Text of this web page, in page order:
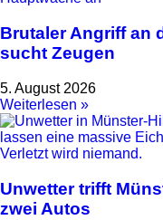
Brutaler Angriff an
sucht Zeugen
5. August 2026
Weiterlesen »
Unwetter trifft
zwei Autos